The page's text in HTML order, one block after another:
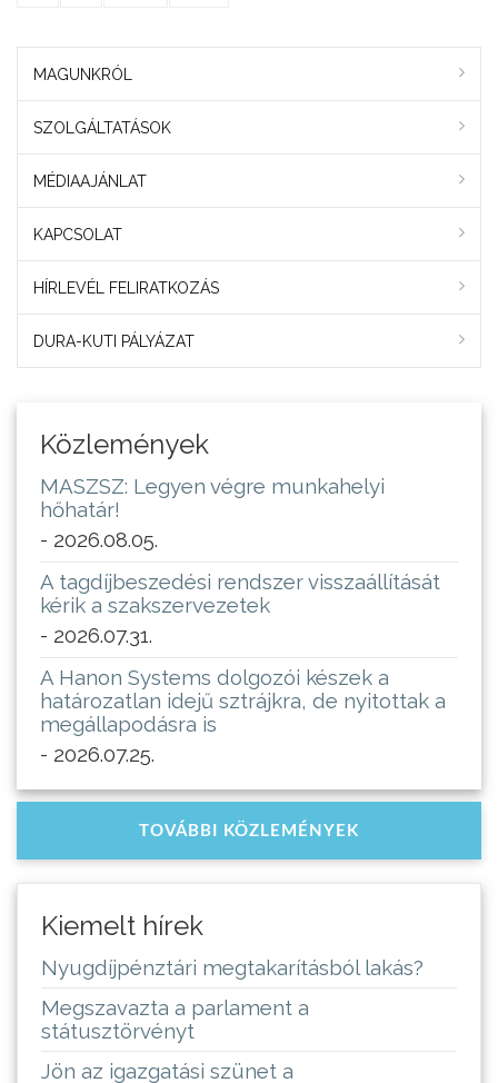
MAGUNKRÓL
SZOLGÁLTATÁSOK
MÉDIAAJÁNLAT
KAPCSOLAT
HÍRLEVÉL FELIRATKOZÁS
DURA-KUTI PÁLYÁZAT
Közlemények
MASZSZ: Legyen végre munkahelyi
hőhatár!
- 2026.08.05.
A tagdíjbeszedési rendszer visszaállítását
kérik a szakszervezetek
- 2026.07.31.
A Hanon Systems dolgozói készek a
határozatlan idejű sztrájkra, de nyitottak a
megállapodásra is
- 2026.07.25.
TOVÁBBI KÖZLEMÉNYEK
Kiemelt hírek
Nyugdíjpénztári megtakarításból lakás?
Megszavazta a parlament a
státusztörvényt
Jön az igazgatási szünet a